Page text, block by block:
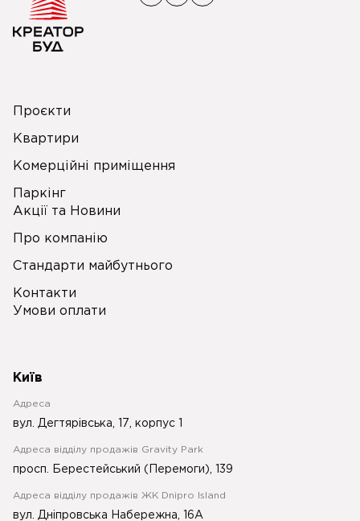
Проєкти
Квартири
Комерційні приміщення
Паркінг
Акції та Новини
Про компанію
Стандарти майбутнього
Контакти
Умови оплати
Київ
Адреса
вул. Дегтярівська, 17, корпус 1
Адреса відділу продажів Gravity Park
просп. Берестейський (Перемоги), 139
Адреса відділу продажів ЖК Dnipro Island
вул. Дніпровська Набережна, 16А